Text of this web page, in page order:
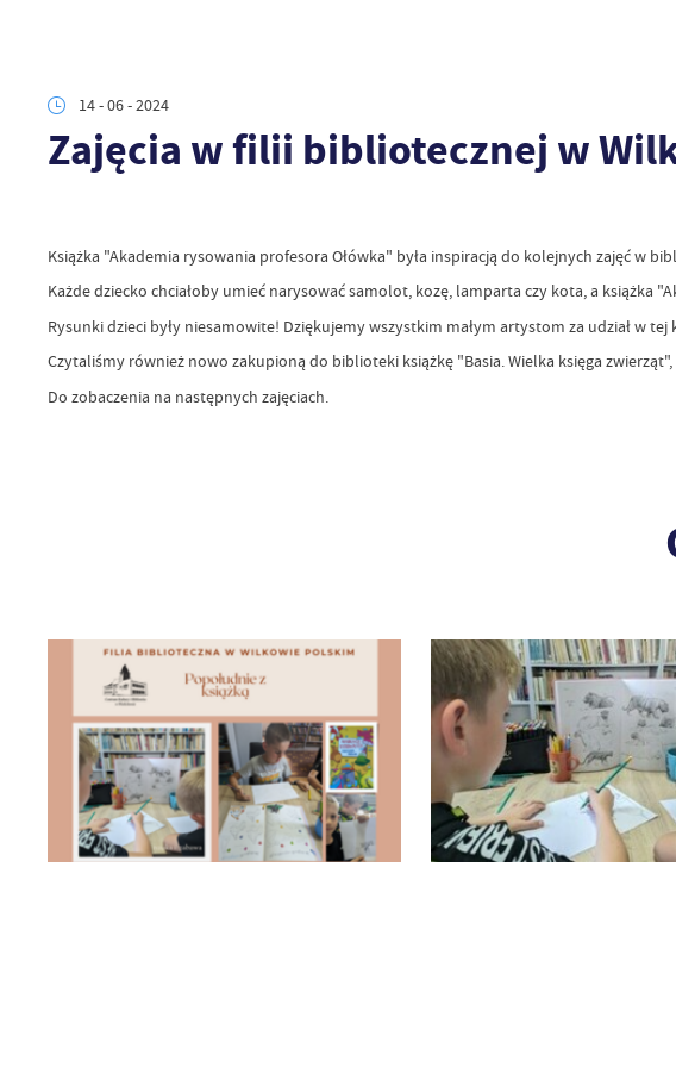
14 - 06 - 2024
Zajęcia w filii bibliotecznej w
Książka "Akademia rysowania profesora Ołówka" była inspiracją do kolejnych zajęć w
Każde dziecko chciałoby umieć narysować samolot, kozę, lamparta czy kota, a
Rysunki dzieci były niesamowite! Dziękujemy wszystkim małym artystom za udział w
Czytaliśmy również nowo zakupioną do biblioteki książkę "Basia. Wielka księga
Do zobaczenia na następnych zajęciach.